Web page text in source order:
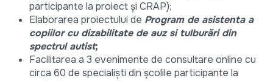
participante la proiect și CRAP);
Elaborarea proiectului de Program de asistenta a
copiilor cu dizabilitate de auz si tulburări din
spectrul autist;
Facilitarea a 3 evenimente de consultare online cu
circa 60 de specialiști din școlile participante la